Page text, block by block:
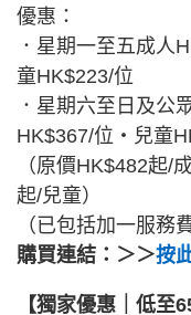
優惠：
．星期一至五成人
童HK$223/位
．星期六至日及公
HK$367/位・兒童
（原價HK$482起/
起/兒童）
（已包括加一服務費
購買連結：＞＞按
【獨家優惠｜低至